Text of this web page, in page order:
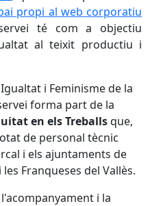
propi al web corporatiu
té com a objectiu
al teixit productiu i
i Feminisme de la
forma part de la
en els Treballsque,
de personal tècnic
i els ajuntaments de
Franqueses del Vallès.
i la